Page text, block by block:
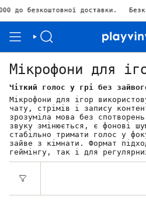
доставки. Безкоштовна
Мікрофони для
Чіткий голос у грі без
Мікрофони для ігор
чату, стрімів і запису
зрозуміла мова без
звуку змінюється, є фонові
стабільно тримати голос у
зайве з кімнати. Формат
геймінгу, так і для